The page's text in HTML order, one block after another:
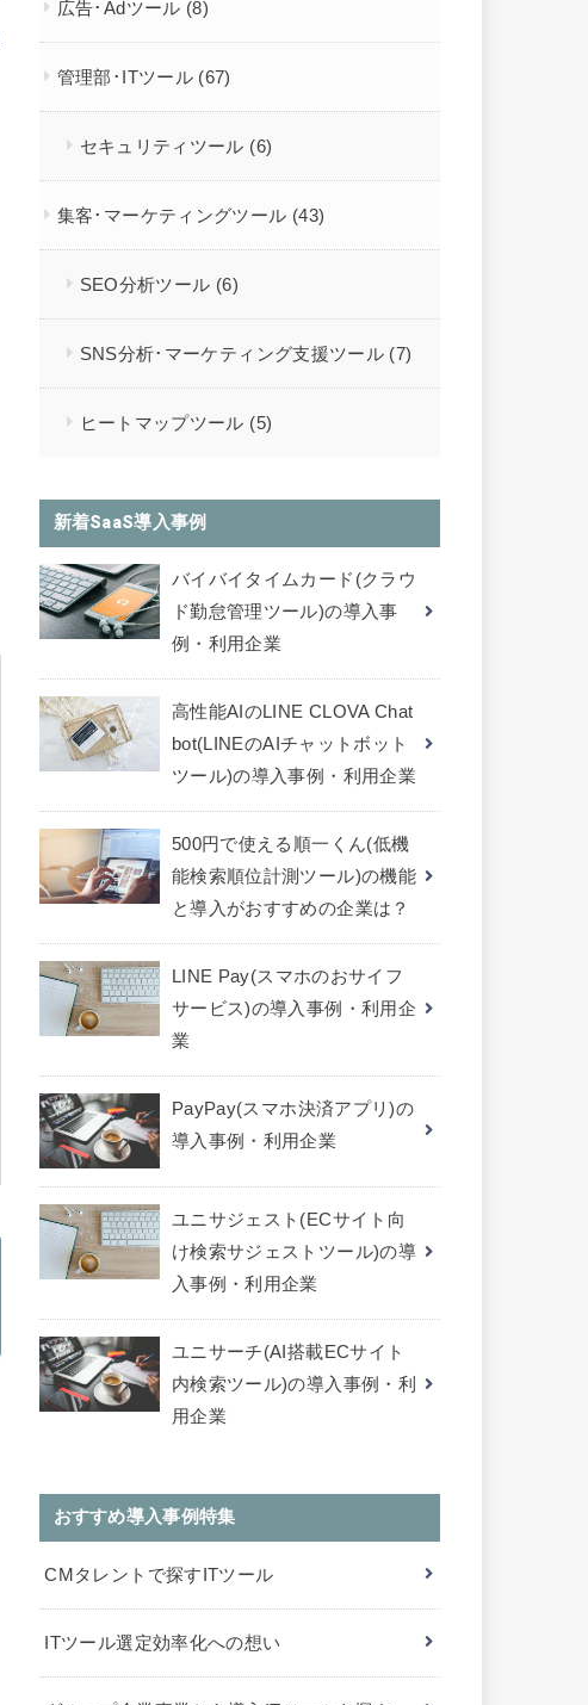
広告･Adツール (8)
管理部･ITツール (67)
セキュリティツール (6)
集客･マーケティングツール (43)
SEO分析ツール (6)
SNS分析･マーケティング支援ツール (7)
ヒートマップツール (5)
新着SaaS導入事例
バイバイタイムカード(クラウ
ド勤怠管理ツール)の導入事
例・利用企業
高性能AIのLINE CLOVA Chat
bot(LINEのAIチャットボット
ツール)の導入事例・利用企業
500円で使える順一くん(低機
能検索順位計測ツール)の機能
と導入がおすすめの企業は？
LINE Pay(スマホのおサイフ
サービス)の導入事例・利用企
業
PayPay(スマホ決済アプリ)の
導入事例・利用企業
ユニサジェスト(ECサイト向
け検索サジェストツール)の導
入事例・利用企業
ユニサーチ(AI搭載ECサイト
内検索ツール)の導入事例・利
用企業
おすすめ導入事例特集
CMタレントで探すITツール
ITツール選定効率化への想い